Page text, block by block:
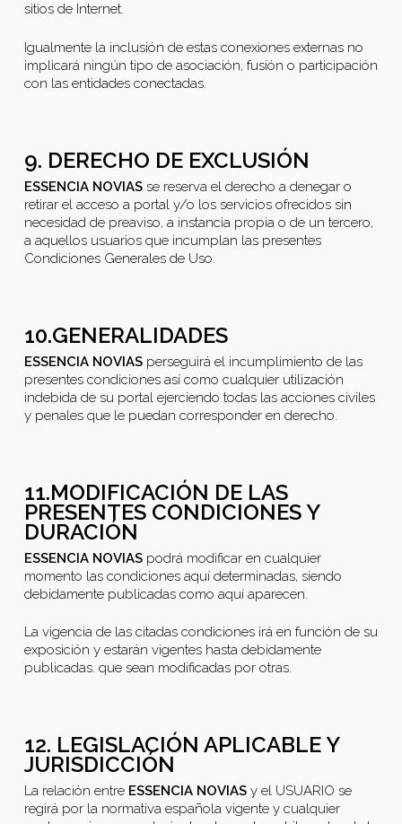
sitios de Internet.
Igualmente la inclusión de estas conexiones externas no
implicará ningún tipo de asociación, fusión o participación
con las entidades conectadas.
9. DERECHO DE EXCLUSIÓN
ESSENCIA NOVIASse reserva el derecho a denegar o
retirar el acceso a portal y/o los servicios ofrecidos sin
necesidad de preaviso, a instancia propia o de un tercero,
a aquellos usuarios que incumplan las presentes
Condiciones Generales de Uso.
10.GENERALIDADES
ESSENCIA NOVIASperseguirá el incumplimiento de las
presentes condiciones así como cualquier utilización
indebida de su portal ejerciendo todas las acciones civiles
y penales que le puedan corresponder en derecho.
11.MODIFICACIÓN DE LAS
PRESENTES CONDICIONES Y
DURACIÓN
ESSENCIA NOVIASpodrá modificar en cualquier
momento las condiciones aquí determinadas, siendo
debidamente publicadas como aquí aparecen.
La vigencia de las citadas condiciones irá en función de su
exposición y estarán vigentes hasta debidamente
publicadas. que sean modificadas por otras.
12. LEGISLACIÓN APLICABLE Y
JURISDICCIÓN
La relación entre ESSENCIA NOVIASy el USUARIO se
regirá por la normativa española vigente y cualquier